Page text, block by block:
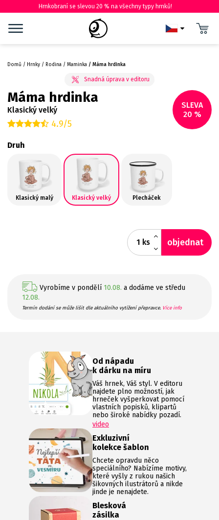
Hrnkobraní se slevou 20 % na všechny typy hrnků!
Domů Hrnky Rodina Maminka Máma hrdinka
SLEVA
20 %
Máma hrdinka
Klasický velký
4.9/5
Druh
Klasický malý Klasický velký Plecháček
ks objednat
Vyrobíme v pondělí 10.08. a dodáme ve středu
12.08.
Termín dodání se může lišit dle aktuálního vytížení přepravce. Více info
Od nápadu
k dárku na míru
Váš hrnek, Váš styl. V editoru
najdete plno možností, jak
hrneček vyšperkovat pomocí
vlastních popisků, klipartů
nebo široké nabídky pozadí.
video
Exkluzivní
kolekce šablon
Chcete opravdu něco
speciálního? Nabízíme motivy,
které vyšly z rukou našich
šikovných ilustrátorů a nikde
jinde je nenajdete.
Blesková
zásilka